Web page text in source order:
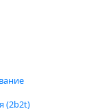
(2b2t)